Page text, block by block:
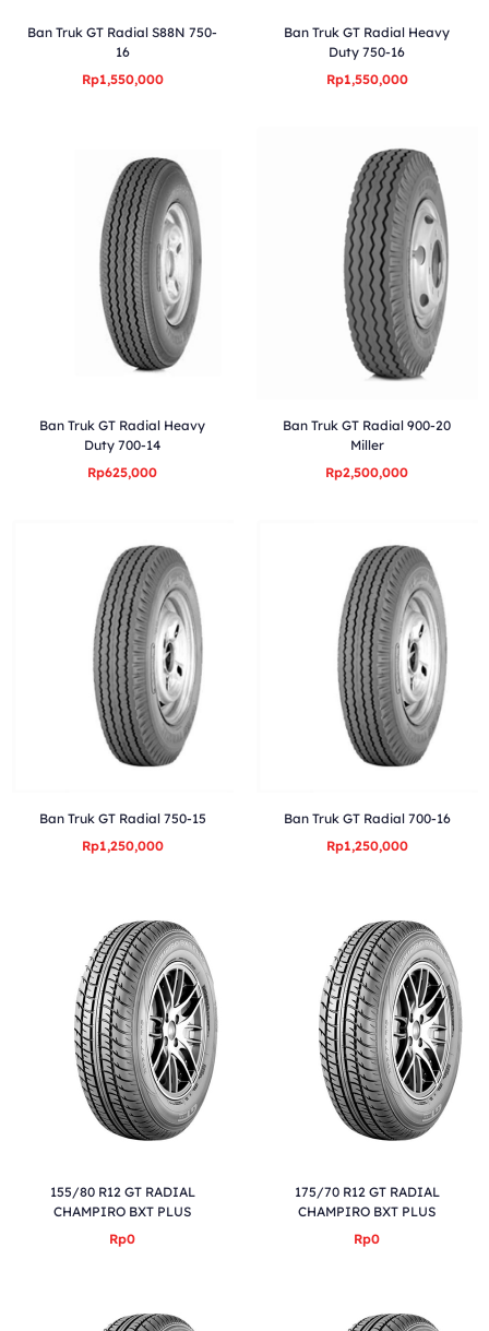
Ban Truk GT Radial S88N 750-
16
Rp1,550,000
Ban Truk GT Radial Heavy
Duty 750-16
Rp1,550,000
Ban Truk GT Radial Heavy
Duty 700-14
Rp625,000
Ban Truk GT Radial 900-20
Miller
Rp2,500,000
Ban Truk GT Radial 750-15
Rp1,250,000
Ban Truk GT Radial 700-16
Rp1,250,000
155/80 R12 GT RADIAL
CHAMPIRO BXT PLUS
Rp0
175/70 R12 GT RADIAL
CHAMPIRO BXT PLUS
Rp0